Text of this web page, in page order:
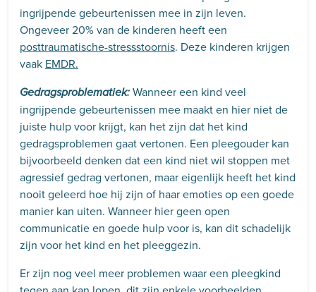
ingrijpende gebeurtenissen mee in zijn leven.
Ongeveer 20% van de kinderen heeft een
posttraumatische-stressstoornis. Deze kinderen krijgen
vaak EMDR.
Gedragsproblematiek: Wanneer een kind veel
ingrijpende gebeurtenissen mee maakt en hier niet de
juiste hulp voor krijgt, kan het zijn dat het kind
gedragsproblemen gaat vertonen. Een pleegouder kan
bijvoorbeeld denken dat een kind niet wil stoppen met
agressief gedrag vertonen, maar eigenlijk heeft het kind
nooit geleerd hoe hij zijn of haar emoties op een goede
manier kan uiten. Wanneer hier geen open
communicatie en goede hulp voor is, kan dit schadelijk
zijn voor het kind en het pleeggezin.
Er zijn nog veel meer problemen waar een pleegkind